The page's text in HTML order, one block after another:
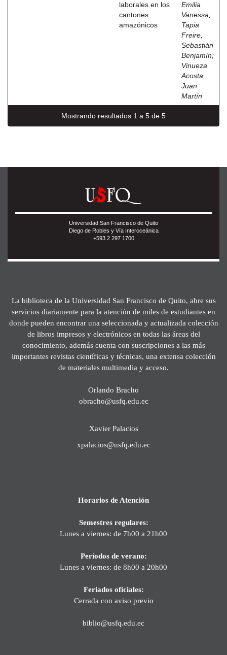
laborales en los
cantones
amazónicos
Emilia
Vanessa;
Tapia
Freire,
Sebastián
Benjamín;
Vinueza
Acosta,
Juan
Martín
Mostrando resultados 1 a 5 de 5
Universidad San Francisco de Quito
Diego de Robles y Vía Interoceánica
+593 2 297 1700
La biblioteca de la Universidad San Francisco de Quito, abre sus
servicios diariamente para la atención de miles de estudiantes en
donde pueden encontrar una seleccionada y actualizada colección
de libros impresos y electrónicos en todas las áreas del
conocimiento, además cuenta con suscripciones a las más
importantes revistas científicas y técnicas, una extensa colección
de materiales multimedia y acceso.
Orlando Bracho
obracho@usfq.edu.ec
Xavier Palacios
xpalacios@usfq.edu.ec
Horarios de Atención
Semestres regulares:
Lunes a viernes: de 7h00 a 21h00
Períodos de verano:
Lunes a viernes: de 8h00 a 20h00
Feriados oficiales:
Cerrada con aviso previo
biblio@usfq.edu.ec